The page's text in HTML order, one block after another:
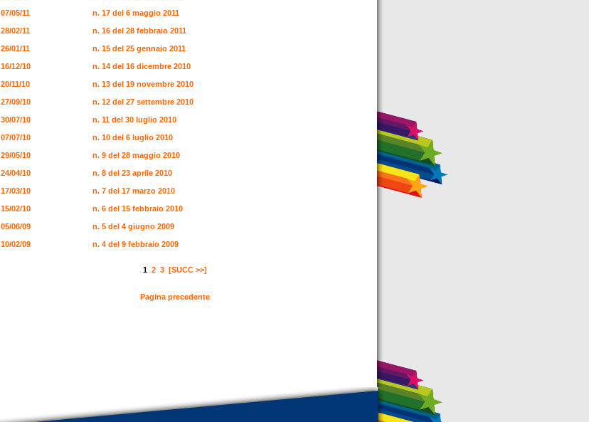
07/05/11 n. 17 del 6 maggio 2011
28/02/11 n. 16 del 28 febbraio 2011
26/01/11 n. 15 del 25 gennaio 2011
16/12/10 n. 14 del 16 dicembre 2010
20/11/10 n. 13 del 19 novembre 2010
27/09/10 n. 12 del 27 settembre 2010
30/07/10 n. 11 del 30 luglio 2010
07/07/10 n. 10 del 6 luglio 2010
29/05/10 n. 9 del 28 maggio 2010
24/04/10 n. 8 del 23 aprile 2010
17/03/10 n. 7 del 17 marzo 2010
15/02/10 n. 6 del 15 febbraio 2010
05/06/09 n. 5 del 4 giugno 2009
10/02/09 n. 4 del 9 febbraio 2009
1 2 3 [SUCC >>]
Pagina precedente